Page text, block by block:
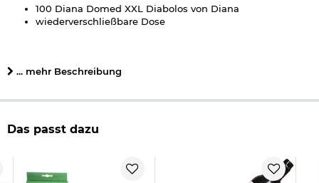
100 Diana Domed XXL Diabolos von Diana
wiederverschließbare Dose
Kaliber: 9 mm (.35 cal.)
Länge pro Diabolo: 11 mm
Form: Rundkopf
empfohlene Mündungsenergie: 7,5 Joule
... mehr Beschreibung
Das passt dazu